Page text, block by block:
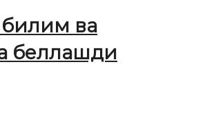
ва
беллашди